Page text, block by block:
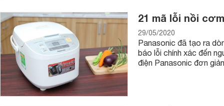
Dòng này có 2 dạng là nắp rời hoặc nắp gài.
Ưu điểm của sản phẩm đó là thiết kế nhỏ nhắn, dễ thương,
Trang bị xửng hấp để dễ dàng chế biến các món hấp.
2. Nồi cơm điện tử:
Đây là sản phẩm sản xuất công nghệ hiện đại có bảng
21 mã lỗi nồi
29/05/2020
Panasonic đã tạo ra
báo lỗi chính xác đến
điện Panasonic đơn